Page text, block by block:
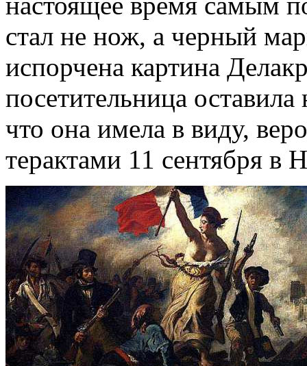
стал не нож, а черный
испорчена картина
посетительница
что она имела в виду,
терактами 11 сентября в